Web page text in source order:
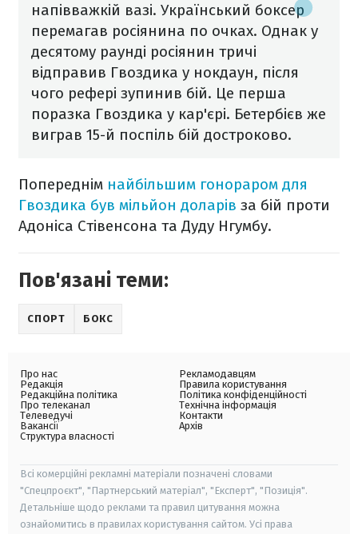
напівважкій вазі. Український боксер
перемагав росіянина по очках. Однак у
десятому раунді росіянин тричі
відправив Гвоздика у нокдаун, після
чого рефері зупинив бій. Це перша
поразка Гвоздика у кар'єрі. Бетербієв же
виграв 15-й поспіль бій достроково.
Попереднім найбільшим гонораром для
Гвоздика був мільйон доларів за бій проти
Адоніса Стівенсона та Дуду Нгумбу.
Пов'язані теми:
СПОРТ БОКС
Про нас
Редакція
Редакційна політика
Про телеканал
Телеведучі
Вакансії
Структура власності
Рекламодавцям
Правила користування
Політика конфіденційності
Технічна інформація
Контакти
Архів
Всі комерційні рекламні матеріали позначені словами
"Спецпроєкт", "Партнерський матеріал", "Експерт", "Позиція".
Детальніше щодо реклами та правил цитування можна
ознайомитись в правилах користування сайтом. Усі права